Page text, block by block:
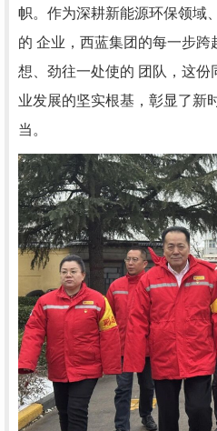
帜。作为深耕新能源环保领域
的 企业，西蓝集团的每一步
想、劲往一处使的 团队，这份
业发展的坚实根基，彰显了新
当。